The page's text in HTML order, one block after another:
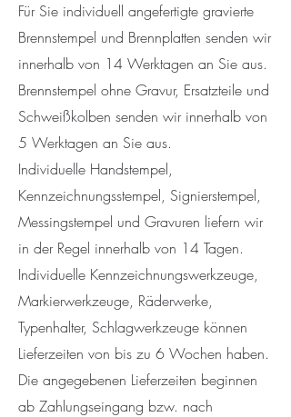
Für Sie individuell angefertigte gravierte
Brennstempel und Brennplatten senden wir
innerhalb von 14 Werktagen an Sie aus.
Brennstempel ohne Gravur, Ersatzteile und
Schweißkolben senden wir innerhalb von
5 Werktagen an Sie aus.
Individuelle Handstempel,
Kennzeichnungsstempel, Signierstempel,
Messingstempel und Gravuren liefern wir
in der Regel innerhalb von 14 Tagen.
Individuelle Kennzeichnungswerkzeuge,
Markierwerkzeuge, Räderwerke,
Typenhalter, Schlagwerkzeuge können
Lieferzeiten von bis zu 6 Wochen haben.
Die angegebenen Lieferzeiten beginnen
ab Zahlungseingang bzw. nach